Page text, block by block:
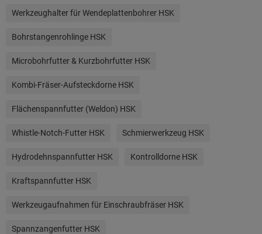
Werkzeughalter für Wendeplattenbohrer HSK
Bohrstangenrohlinge HSK
Microbohrfutter & Kurzbohrfutter HSK
Kombi-Fräser-Aufsteckdorne HSK
Flächenspannfutter (Weldon) HSK
Whistle-Notch-Futter HSK Schmierwerkzeug HSK
Hydrodehnspannfutter HSK Kontrolldorne HSK
Kraftspannfutter HSK
Werkzeugaufnahmen für Einschraubfräser HSK
Spannzangenfutter HSK